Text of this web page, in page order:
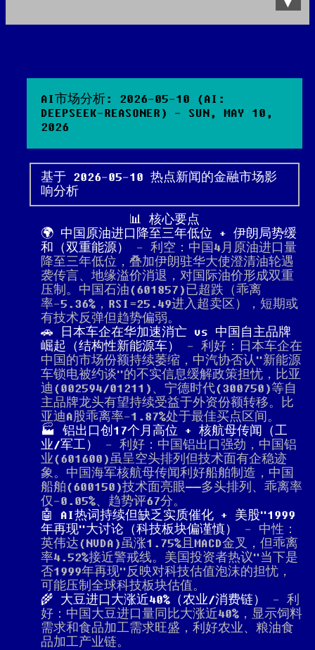
AI市场分析: 2026-05-10 (AI:
DEEPSEEK-REASONER) - SUN, MAY 10,
2026
基于 2026-05-10 热点新闻的金融市场影
响分析
📊 核心要点
🌍 中国原油进口降至三年低位 + 伊朗局势缓
和（双重能源）
- 利空：中国4月原油进口量
降至三年低位，叠加伊朗驻华大使澄清油轮遇
袭传言、地缘溢价消退，对国际油价形成双重
压制。中国石油(601857)已超跌（乖离
率-5.36%，RSI=25.49进入超卖区），短期或
有技术反弹但趋势偏弱。
🚗 日本车企在华加速消亡 vs 中国自主品牌
崛起（结构性新能源车）
- 利好：日本车企在
中国的市场份额持续萎缩，中汽协否认"新能源
车锁电被约谈"的不实信息缓解政策担忧，比亚
迪(002594/01211)、宁德时代(300750)等自
主品牌龙头有望持续受益于外资份额转移。比
亚迪A股乖离率-1.87%处于最佳买点区间。
🏭 铝出口创17个月高位 + 核航母传闻（工
业/军工）
- 利好：中国铝出口强劲，中国铝
业(601600)虽呈空头排列但技术面有企稳迹
象。中国海军核航母传闻利好船舶制造，中国
船舶(600150)技术面亮眼——多头排列、乖离率
仅-0.05%、趋势评67分。
🤖 AI热词持续但缺乏实质催化 + 美股"1999
年再现"大讨论（科技板块偏谨慎）
- 中性：
英伟达(NVDA)虽涨1.75%且MACD金叉，但乖离
率4.52%接近警戒线。美国投资者热议"当下是
否1999年再现"反映对科技估值泡沫的担忧，
可能压制全球科技板块估值。
🌾 大豆进口大涨近40%（农业/消费链）
- 利
好：中国大豆进口量同比大涨近40%，显示饲料
需求和食品加工需求旺盛，利好农业、粮油食
品加工产业链。